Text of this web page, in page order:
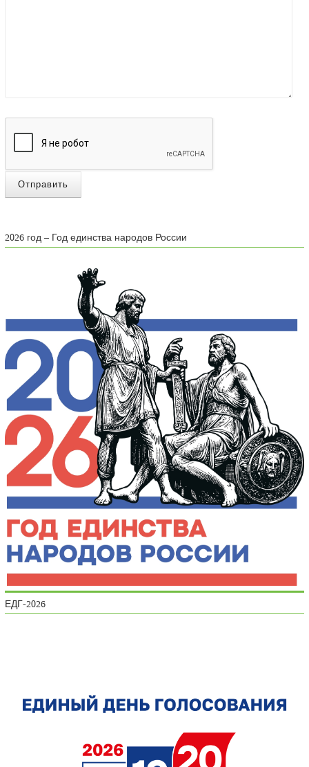
Отправить
2026 год – Год единства народов России
ЕДГ-2026